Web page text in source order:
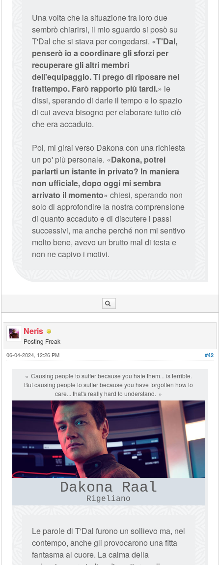
Una volta che la situazione tra loro due
sembrò chiarirsi, il mio sguardo si posò su
T'Dal che si stava per congedarsi. «T'Dal,
penserò io a coordinare gli sforzi per
recuperare gli altri membri
dell'equipaggio. Ti prego di riposare nel
frattempo. Farò rapporto più tardi.» le
dissi, sperando di darle il tempo e lo spazio
di cui aveva bisogno per elaborare tutto ciò
che era accaduto.
Poi, mi girai verso Dakona con una richiesta
un po' più personale. «Dakona, potrei
parlarti un istante in privato? In maniera
non ufficiale, dopo oggi mi sembra
arrivato il momento» chiesi, sperando non
solo di approfondire la nostra comprensione
di quanto accaduto e di discutere i passi
successivi, ma anche perché non mi sentivo
molto bene, avevo un brutto mal di testa e
non ne capivo i motivi.
Neris
Posting Freak
#42
06-04-2024, 12:26 PM
Causing people to suffer because you hate them... is terrible.
But causing people to suffer because you have forgotten how to
care... that's really hard to understand.
Dakona Raal
Rigeliano
Le parole di T'Dal furono un sollievo ma, nel
contempo, anche gli provocarono una fitta
fantasma al cuore. La calma della